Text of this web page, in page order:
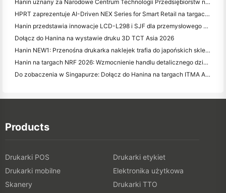
Hanin uznany za Narodowe Centrum Technologii Przedsiębiorstw na rzecz Innowacji
HPRT zaprezentuje AI-Driven NEX Series for Smart Retail na targach CHINASHOP 2026
Hanin przedstawia innowacje LCD-L298 i SJF dla przemysłowego druku 3D na targach TCT Asia 2026
Dołącz do Hanina na wystawie druku 3D TCT Asia 2026
Hanin NEW1: Przenośna drukarka naklejek trafia do japońskich sklepów LOFT
Hanin na targach NRF 2026: Wzmocnienie handlu detalicznego dzięki inteligentnym rozwiązaniom drukującym
Do zobaczenia w Singapurze: Dołącz do Hanina na targach ITMA ASIA 2025, aby być świadkiem najnowszej technologii druku cyfrowego
Products
Drukarki POS
Drukarki etykiet
Drukarki mobilne
Elektronika użytkowa
Skanery
Drukarki TTO